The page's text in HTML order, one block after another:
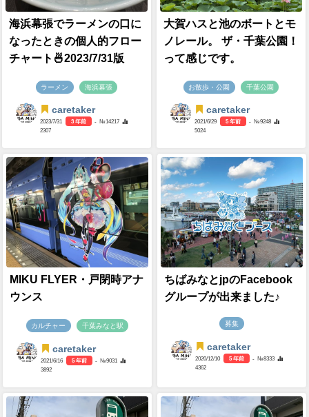
海浜幕張でラーメンの口に
なったときの個人的フロー
チャート🍜2023/7/31版
ラーメン 海浜幕張
caretaker
2023/7/31 3 年前
- №14217
2307
大賀ハスと池のボートとモ
ノレール。 ザ・千葉公園！
って感じです。
お散歩・公園 千葉公園
caretaker
2021/6/29 5 年前
- №9248
5024
MIKU FLYER・戸閉時アナ
ウンス
カルチャー 千葉みなと駅
caretaker
2021/6/16 5 年前
- №9031
3892
ちばみなとjpのFacebook
グループが出来ました♪
募集
caretaker
2020/12/10 5 年前
- №8333
4362